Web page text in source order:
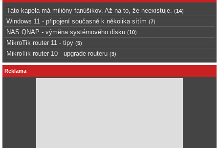
Táto kapela má milióny fanúšikov. Až na to, že neexistuje. (14)
Windows 11 - připojení současně k několika sítím (7)
NAS QNAP - výměna systémového disku (10)
MikroTik router 11 - tipy (5)
MikroTik router 10 - upgrade routeru (3)
Reklama